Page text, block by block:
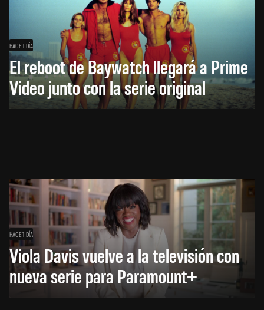
HACE 1 DÍA
El reboot de Baywatch llegará a Prime
Video junto con la serie original
HACE 1 DÍA
Viola Davis vuelve a la televisión con
nueva serie para Paramount+